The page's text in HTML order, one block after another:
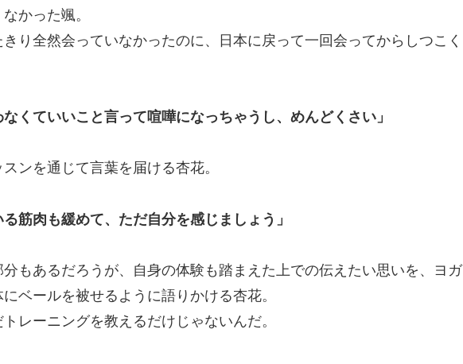
かった颯。
り全然会っていなかったのに、日本に戻って一回会ってからしつこく
なくていいこと言って喧嘩になっちゃうし、めんどくさい」
ンを通じて言葉を届ける杏花。
筋肉も緩めて、ただ自分を感じましょう」
もあるだろうが、自身の体験も踏まえた上での伝えたい思いを、ヨガ
ベールを被せるように語りかける杏花。
レーニングを教えるだけじゃないんだ。